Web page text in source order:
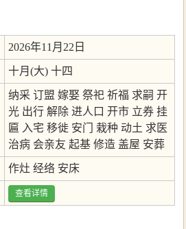
2026年11月22日
十月(大) 十四
纳采 订盟 嫁娶 祭祀 祈福 求嗣 开
光 出行 解除 进人口 开市 立券 挂
匾 入宅 移徙 安门 栽种 动土 求医
治病 会亲友 起基 修造 盖屋 安葬
作灶 经络 安床
查看详情